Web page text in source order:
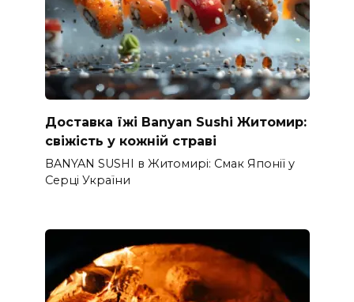
Доставка їжі Banyan Sushi Житомир:
свіжість у кожній страві
BANYAN SUSHI в Житомирі: Смак Японії у
Серці України